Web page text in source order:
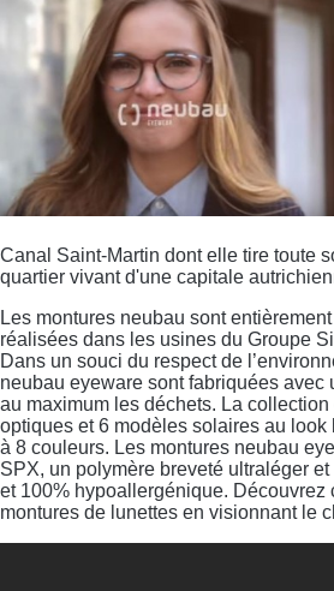
Canal Saint-Martin dont elle tire toute
quartier vivant d'une capitale
Les montures neubau sont
réalisées dans les usines du Groupe
Dans un souci du respect de
neubau eyeware sont fabriquées avec
au maximum les déchets. La
optiques et 6 modèles solaires au
à 8 couleurs. Les montures neubau
SPX, un polymère breveté ultraléger
et 100% hypoallergénique. Découvrez
montures de lunettes en visionnant le